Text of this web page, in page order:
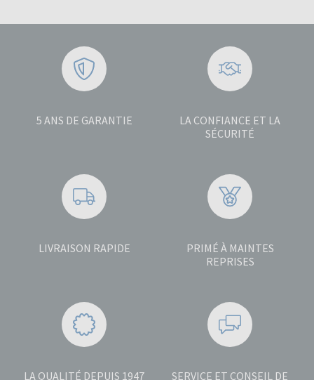
5 ANS DE GARANTIE
LA CONFIANCE ET LA
SÉCURITÉ
LIVRAISON RAPIDE
PRIMÉ À MAINTES
REPRISES
LA QUALITÉ DEPUIS 1947 SERVICE ET CONSEIL DE